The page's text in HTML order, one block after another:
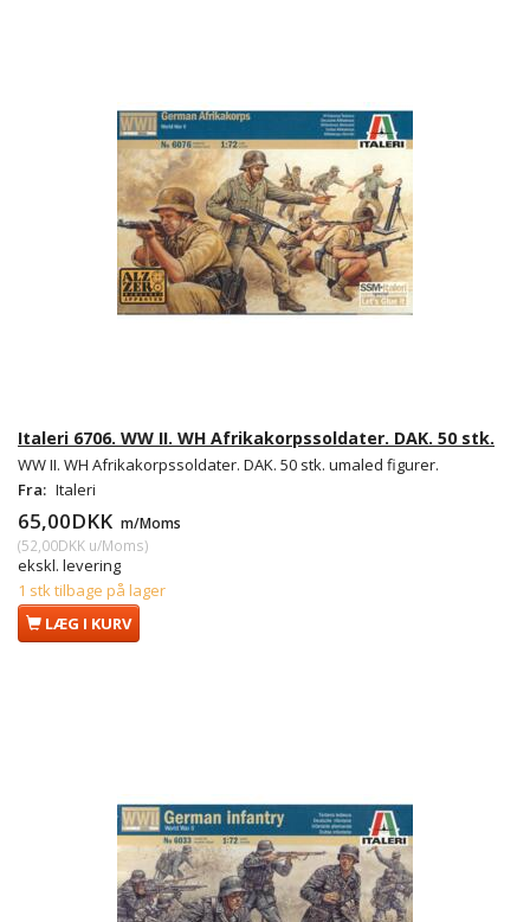
Italeri 6706. WW II. WH Afrikakorpssoldater. DAK. 50 stk.
WW II. WH Afrikakorpssoldater. DAK. 50 stk. umaled figurer.
Fra: Italeri
65,00DKK m/Moms
(52,00DKK u/Moms)
ekskl. levering
1 stk tilbage på lager
LÆG I KURV